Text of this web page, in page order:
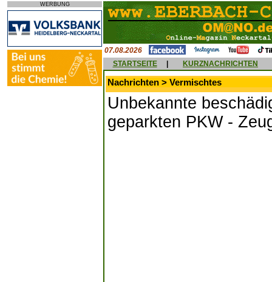
WERBUNG
07.08.2026
STARTSEITE
KURZNACHRICHTEN
Nachrichten > Vermischtes
Unbekannte
geparkten PKW -